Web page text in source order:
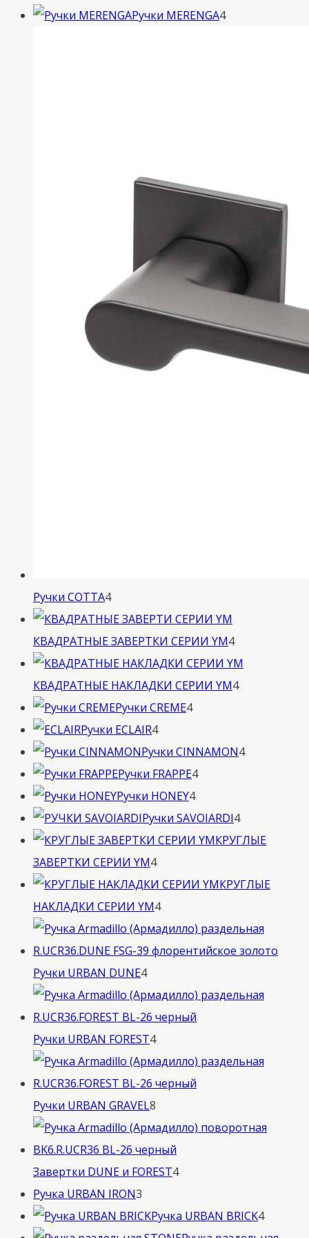
Ручки MERENGA44
Ручки COTTA44
товара
КВАДРАТНЫЕ ЗАВЕРТКИ СЕРИИ YM44
товара
КВАДРАТНЫЕ НАКЛАДКИ СЕРИИ YM44
Ручки CREME44
Ручки ECLAIR44
товара
Ручки CINNAMON44
Ручки FRAPPE44
Ручки HONEY44
товара
Ручки SAVOIARDI44
товара
КРУГЛЫЕ
ЗАВЕРТКИ СЕРИИ YM44
товара
КРУГЛЫЕ
НАКЛАДКИ СЕРИИ YM44
товара
Ручки URBAN DUNE44
товара
Ручки URBAN FOREST44
товара
Ручки URBAN GRAVEL8
товаров
Завертки DUNE и FOREST44
Ручка URBAN IRON3
товара
Ручка URBAN BRICK44